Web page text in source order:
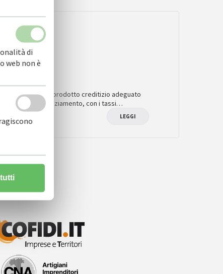
ha sempre un prodotto creditizio adeguato
richiesta di finanziamento, con i tassi…
LEGGI
di
web non è